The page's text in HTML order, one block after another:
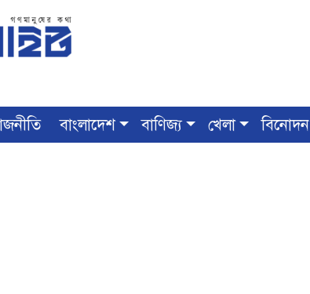
বাংলাদেশ বাণিজ্য খেলা বিনোদন